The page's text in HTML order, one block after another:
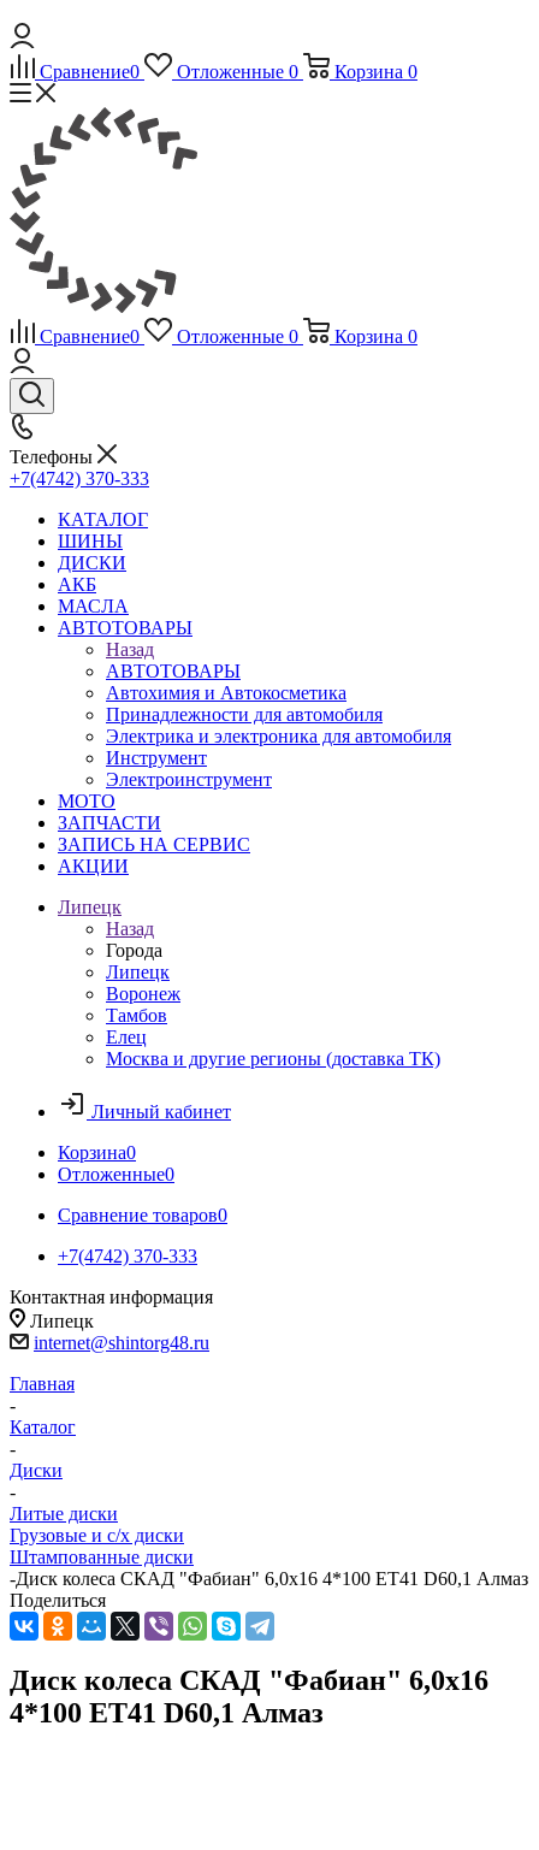
Сравнение0 Отложенные 0 Корзина 0
Сравнение0 Отложенные 0 Корзина 0
Телефоны
+7(4742) 370-333
КАТАЛОГ
ШИНЫ
ДИСКИ
АКБ
МАСЛА
АВТОТОВАРЫ
Назад
АВТОТОВАРЫ
Автохимия и Автокосметика
Принадлежности для автомобиля
Электрика и электроника для автомобиля
Инструмент
Электроинструмент
МОТО
ЗАПЧАСТИ
ЗАПИСЬ НА СЕРВИС
АКЦИИ
Липецк
Назад
Города
Липецк
Воронеж
Тамбов
Елец
Москва и другие регионы (доставка ТК)
Личный кабинет
Корзина0
Отложенные0
Сравнение товаров0
+7(4742) 370-333
Контактная информация
Липецк
internet@shintorg48.ru
Главная
-
Каталог
-
Диски
-
Литые диски
Грузовые и с/х диски
Штампованные диски
-Диск колеса СКАД "Фабиан" 6,0x16 4*100 ET41 D60,1 Алмаз
Поделиться
Диск колеса СКАД "Фабиан" 6,0x16
4*100 ET41 D60,1 Алмаз